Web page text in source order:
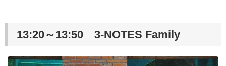
13:20～13:50 3-NOTES Family